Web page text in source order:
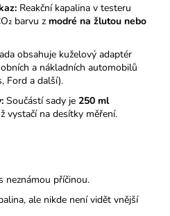
Reakční kapalina v testeru
barvu z modré na žlutou nebo
obsahuje kuželový adaptér
a nákladních automobilů
Ford a další).
Součástí sady je 250 ml
vystačí na desítky měření.
neznámou příčinou.
ale nikde není vidět vnější